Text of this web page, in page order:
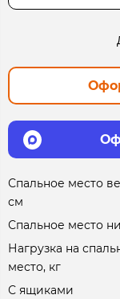
Спальное место
см
Спальное место
Нагрузка на
место, кг
С ящиками